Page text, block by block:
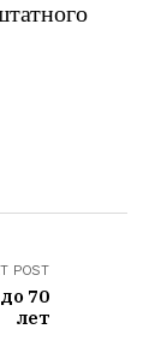
POST
70
лет